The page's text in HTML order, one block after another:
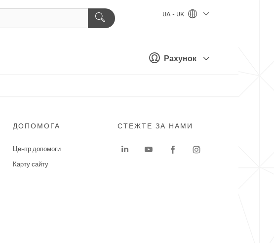
Рахунок
UA - UK
ДОПОМОГА
Центр допомоги
Карту сайту
СТЕЖТЕ ЗА НАМИ